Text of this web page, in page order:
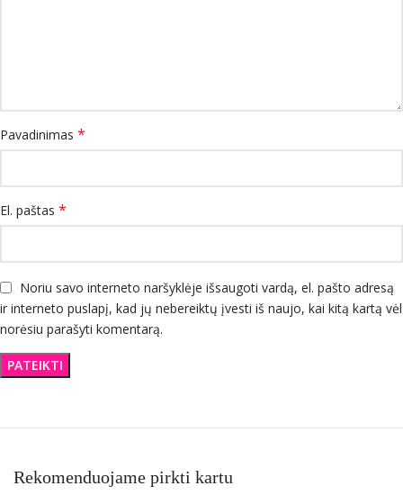
Pavadinimas *
El. paštas *
Noriu savo interneto naršyklėje išsaugoti vardą, el. pašto adresą
ir interneto puslapį, kad jų nebereiktų įvesti iš naujo, kai kitą kartą vėl
norėsiu parašyti komentarą.
Rekomenduojame pirkti kartu